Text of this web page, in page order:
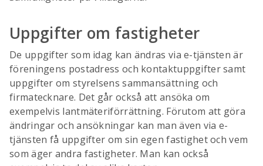
Uppgifter om fastigheter
De uppgifter som idag kan ändras via e-tjänsten är
föreningens postadress och kontaktuppgifter samt
uppgifter om styrelsens sammansättning och
firmatecknare. Det går också att ansöka om
exempelvis lantmäteriförrättning. Förutom att göra
ändringar och ansökningar kan man även via e-
tjänsten få uppgifter om sin egen fastighet och vem
som äger andra fastigheter. Man kan också